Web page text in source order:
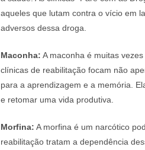
aqueles que lutam contra o vício em
adversos dessa droga.
Maconha: A maconha é muitas
clínicas de reabilitação focam não
para a aprendizagem e a memória.
e retomar uma vida produtiva.
Morfina: A morfina é um narcótico
reabilitação tratam a dependência